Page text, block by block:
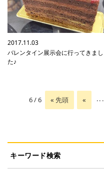
2017.11.03
バレンタイン展示会に行ってきまし
た♪
6 / 6 « 先頭 « ...
キーワード検索